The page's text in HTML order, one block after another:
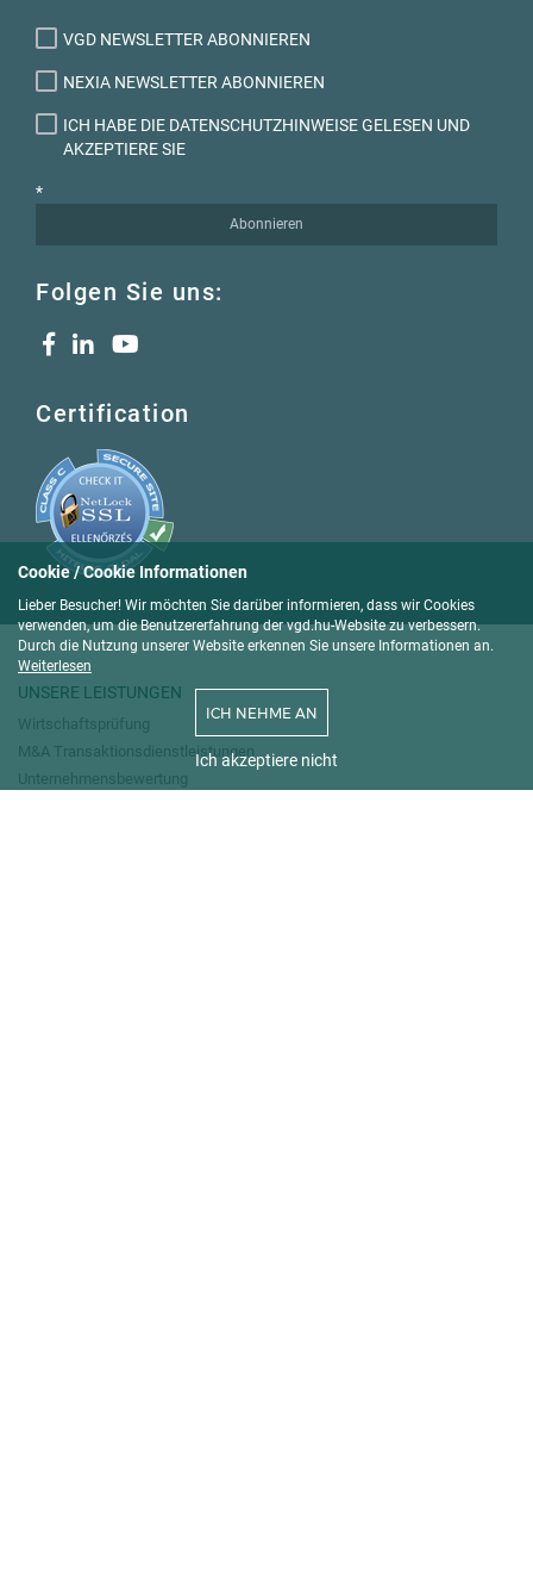
Cookie / Cookie Informationen
Lieber Besucher! Wir möchten Sie darüber informieren, dass wir Cookies
verwenden, um die Benutzererfahrung der vgd.hu-Website zu verbessern.
Durch die Nutzung unserer Website erkennen Sie unsere Informationen an.
Weiterlesen
ICH NEHME AN
Ich akzeptiere nicht
VGD NEWSLETTER ABONNIEREN
NEXIA NEWSLETTER ABONNIEREN
ICH HABE DIE DATENSCHUTZHINWEISE GELESEN UND
AKZEPTIERE SIE
*
Abonnieren
Folgen Sie uns:
Certification
UNSERE LEISTUNGEN
Wirtschaftsprüfung
M&A Transaktionsdienstleistungen
Unternehmensbewertung